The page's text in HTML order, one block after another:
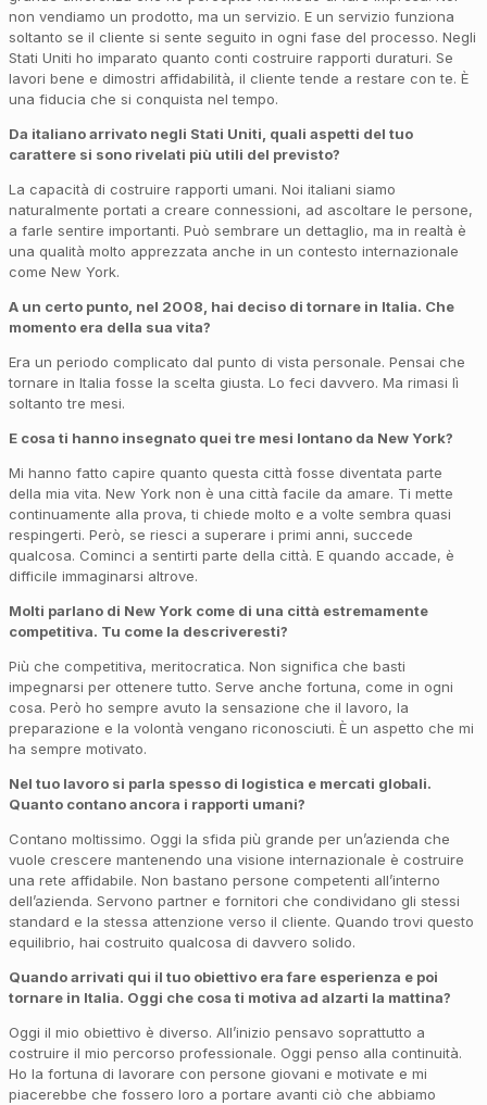
non vendiamo un prodotto, ma un servizio. E un servizio funziona
soltanto se il cliente si sente seguito in ogni fase del processo. Negli
Stati Uniti ho imparato quanto conti costruire rapporti duraturi. Se
lavori bene e dimostri affidabilità, il cliente tende a restare con te. È
una fiducia che si conquista nel tempo.
Da italiano arrivato negli Stati Uniti, quali aspetti del tuo
carattere si sono rivelati più utili del previsto?
La capacità di costruire rapporti umani. Noi italiani siamo
naturalmente portati a creare connessioni, ad ascoltare le persone,
a farle sentire importanti. Può sembrare un dettaglio, ma in realtà è
una qualità molto apprezzata anche in un contesto internazionale
come New York.
A un certo punto, nel 2008, hai deciso di tornare in Italia. Che
momento era della sua vita?
Era un periodo complicato dal punto di vista personale. Pensai che
tornare in Italia fosse la scelta giusta. Lo feci davvero. Ma rimasi lì
soltanto tre mesi.
E cosa ti hanno insegnato quei tre mesi lontano da New York?
Mi hanno fatto capire quanto questa città fosse diventata parte
della mia vita. New York non è una città facile da amare. Ti mette
continuamente alla prova, ti chiede molto e a volte sembra quasi
respingerti. Però, se riesci a superare i primi anni, succede
qualcosa. Cominci a sentirti parte della città. E quando accade, è
difficile immaginarsi altrove.
Molti parlano di New York come di una città estremamente
competitiva. Tu come la descriveresti?
Più che competitiva, meritocratica. Non significa che basti
impegnarsi per ottenere tutto. Serve anche fortuna, come in ogni
cosa. Però ho sempre avuto la sensazione che il lavoro, la
preparazione e la volontà vengano riconosciuti. È un aspetto che mi
ha sempre motivato.
Nel tuo lavoro si parla spesso di logistica e mercati globali.
Quanto contano ancora i rapporti umani?
Contano moltissimo. Oggi la sfida più grande per un’azienda che
vuole crescere mantenendo una visione internazionale è costruire
una rete affidabile. Non bastano persone competenti all’interno
dell’azienda. Servono partner e fornitori che condividano gli stessi
standard e la stessa attenzione verso il cliente. Quando trovi questo
equilibrio, hai costruito qualcosa di davvero solido.
Quando arrivati qui il tuo obiettivo era fare esperienza e poi
tornare in Italia. Oggi che cosa ti motiva ad alzarti la mattina?
Oggi il mio obiettivo è diverso. All’inizio pensavo soprattutto a
costruire il mio percorso professionale. Oggi penso alla continuità.
Ho la fortuna di lavorare con persone giovani e motivate e mi
piacerebbe che fossero loro a portare avanti ciò che abbiamo